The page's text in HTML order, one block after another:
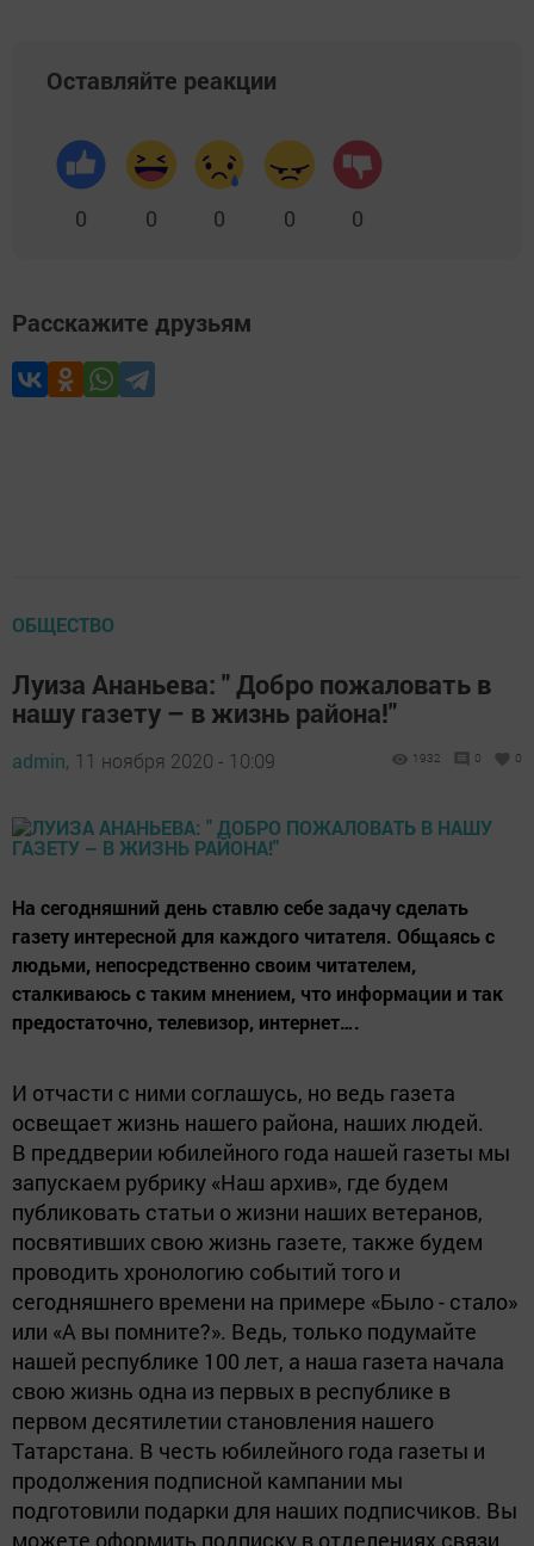
Оставляйте реакции
0 0 0 0 0
Расскажите друзьям
ОБЩЕСТВО
Луиза Ананьева: " Добро пожаловать в
нашу газету – в жизнь района!"
admin, 11 ноября 2020 - 10:09 1932 0 0
На сегодняшний день ставлю себе задачу сделать
газету интересной для каждого читателя. Общаясь с
людьми, непосредственно своим читателем,
сталкиваюсь с таким мнением, что информации и так
предостаточно, телевизор, интернет….
И отчасти с ними соглашусь, но ведь газета
освещает жизнь нашего района, наших людей.
В преддверии юбилейного года нашей газеты мы
запускаем рубрику «Наш архив», где будем
публиковать статьи о жизни наших ветеранов,
посвятивших свою жизнь газете, также будем
проводить хронологию событий того и
сегодняшнего времени на примере «Было - стало»
или «А вы помните?». Ведь, только подумайте
нашей республике 100 лет, а наша газета начала
свою жизнь одна из первых в республике в
первом десятилетии становления нашего
Татарстана. В честь юбилейного года газеты и
продолжения подписной кампании мы
подготовили подарки для наших подписчиков. Вы
можете оформить подписку в отделениях связи,